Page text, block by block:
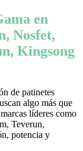
en
Nosfet,
Kingsong
de patinetes
algo más que
líderes como
Teverun,
potencia y